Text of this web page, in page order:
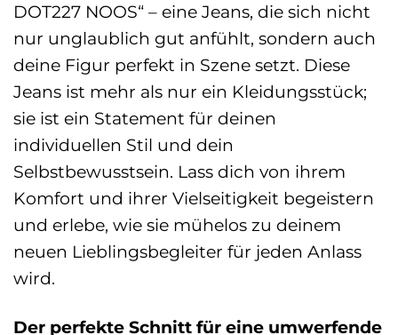
DOT227 NOOS“ – eine Jeans, die sich nicht
nur unglaublich gut anfühlt, sondern auch
deine Figur perfekt in Szene setzt. Diese
Jeans ist mehr als nur ein Kleidungsstück;
sie ist ein Statement für deinen
individuellen Stil und dein
Selbstbewusstsein. Lass dich von ihrem
Komfort und ihrer Vielseitigkeit begeistern
und erlebe, wie sie mühelos zu deinem
neuen Lieblingsbegleiter für jeden Anlass
wird.
Der perfekte Schnitt für eine umwerfende